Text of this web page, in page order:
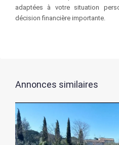
adaptées à votre situation
décision financière importante.
Annonces similaires